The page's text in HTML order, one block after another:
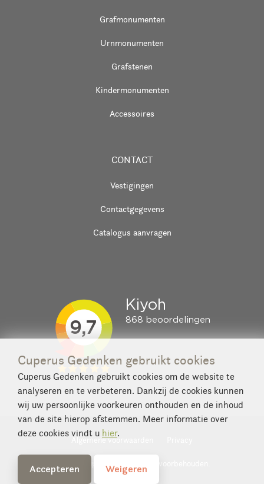
Grafmonumenten
Urnmonumenten
Grafstenen
Kindermonumenten
Accessoires
CONTACT
Vestigingen
Contactgegevens
Catalogus aanvragen
Algemene voorwaarden
© 2026 Cuperus. Alle rechten voorbehouden.
Cuperus Gedenken gebruikt cookies
Cuperus Gedenken gebruikt cookies om de website te
analyseren en te verbeteren. Dankzij de cookies kunnen
wij uw persoonlijke voorkeuren onthouden en de inhoud
van de site hierop afstemmen. Meer informatie over
deze cookies vindt u hier.
Accepteren Weigeren